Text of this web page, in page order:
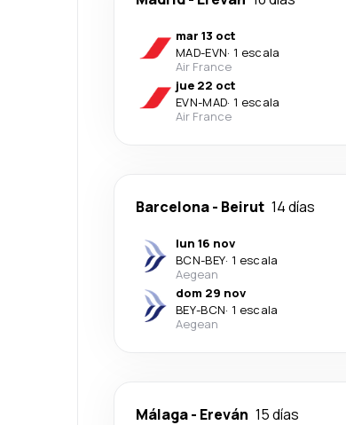
mar 13 oct
MAD-EVN· 1 escala
Air France
jue 22 oct
EVN-MAD· 1 escala
Air France
Barcelona- Beirut 14 días
lun 16 nov
BCN-BEY· 1 escala
Aegean
dom 29 nov
BEY-BCN· 1 escala
Aegean
Málaga- Ereván 15 días